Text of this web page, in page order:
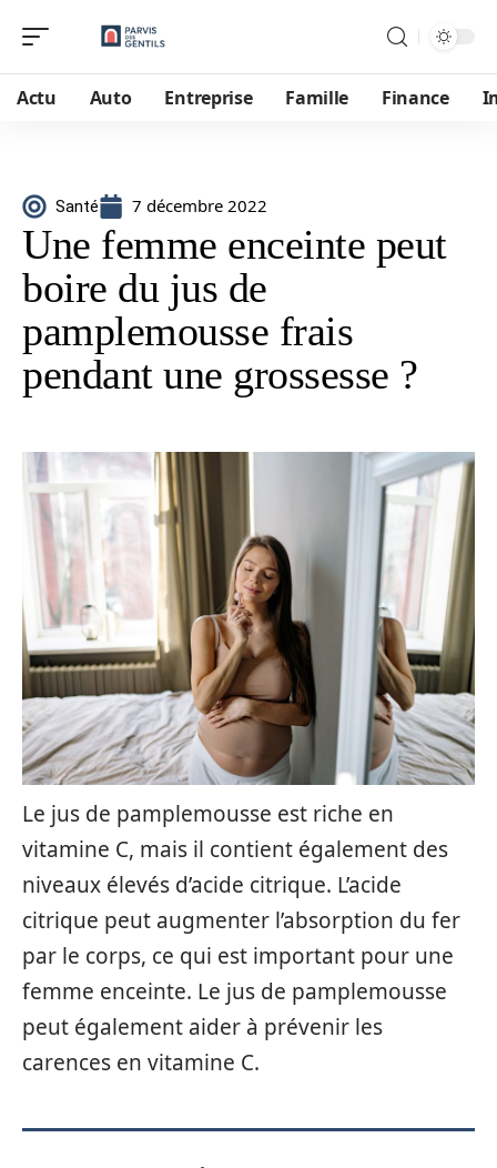
Actu Auto Entreprise Famille Finance
Santé 7 décembre 2022
Une femme enceinte peut
boire du jus de
pamplemousse frais
pendant une grossesse ?
Le jus de pamplemousse est riche en
vitamine C, mais il contient également des
niveaux élevés d’acide citrique. L’acide
citrique peut augmenter l’absorption du fer
par le corps, ce qui est important pour une
femme enceinte. Le jus de pamplemousse
peut également aider à prévenir les
carences en vitamine C.